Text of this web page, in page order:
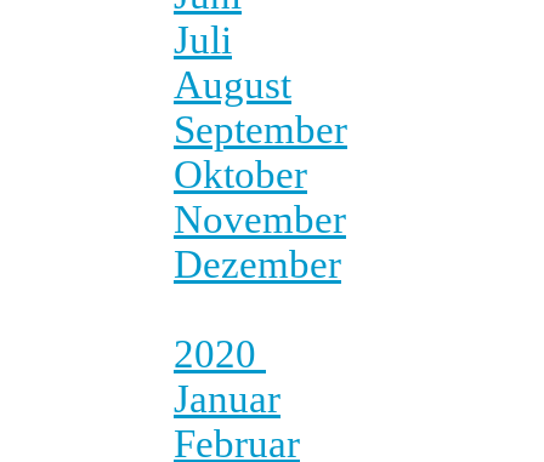
Juli
August
September
Oktober
November
Dezember
2020
Januar
Februar